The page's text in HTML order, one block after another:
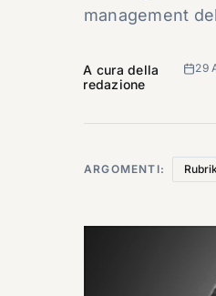
management
A cura della
redazione
29
ARGOMENTI: